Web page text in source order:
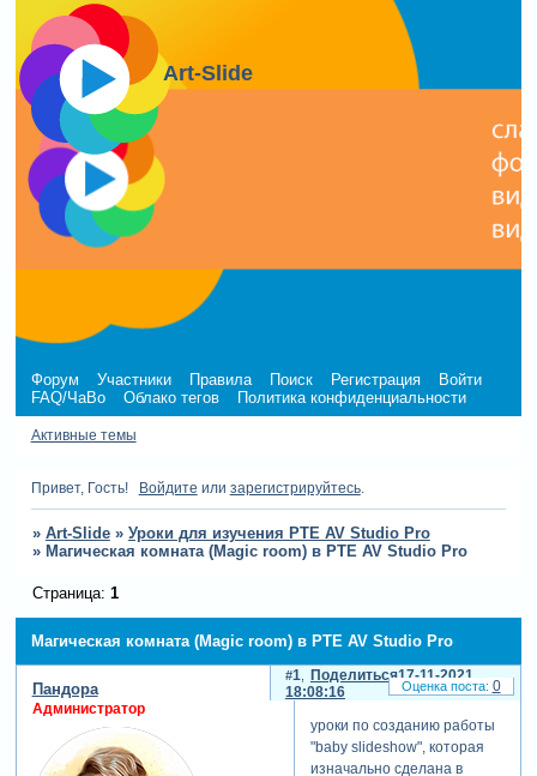
Art-Slide
Форум Участники Правила Поиск Регистрация
Войти
FAQ/ЧаВо
Облако тегов Политика конфиденциальности
Активные темы
Привет, Гость! Войдите или зарегистрируйтесь.
» Art-Slide » Уроки для изучения PTE AV Studio Pro
» Магическая комната (Magic room) в PTE AV Studio Pro
Магическая комната (Magic room) в PTE AV Studio Pro
Страница: 1
Поделиться
1
17-11-2021
18:08:16
Пандора
Администратор
уроки по созданию работы
"baby slideshow", которая
изначально сделана в
0